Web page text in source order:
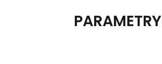
PARAMETRY